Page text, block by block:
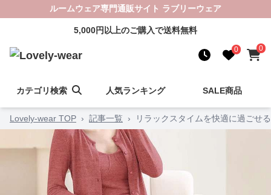
ルームウェア専門通販サイト ラブリーウェア
5,000円以上のご購入で送料無料
0 0
カテゴリ検索 人気ランキング SALE商品
Lovely-wear TOP › 記事一覧 › リラックスタイムを快適に過ごせ